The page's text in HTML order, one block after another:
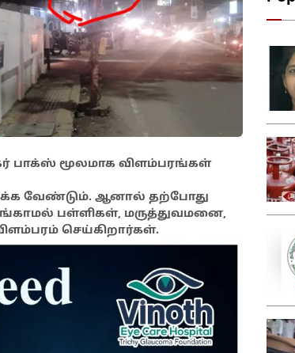
பாக்ஸ் மூலமாக விளம்பரங்கள்
வேண்டும். ஆனால் தற்போது
பள்ளிகள், மருத்துவமனை,
செய்கிறார்கள்.